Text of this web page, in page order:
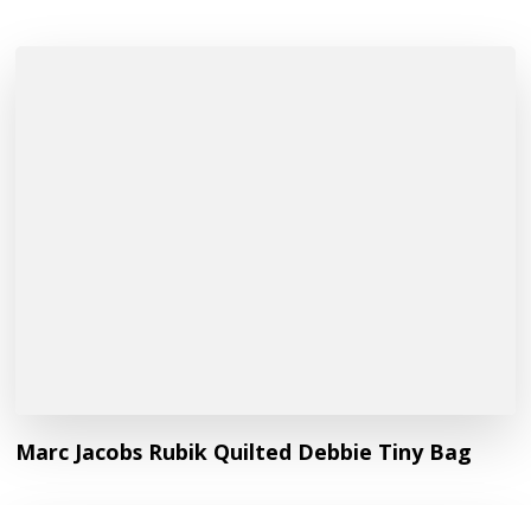
Marc Jacobs Rubik Quilted Debbie Tiny Bag